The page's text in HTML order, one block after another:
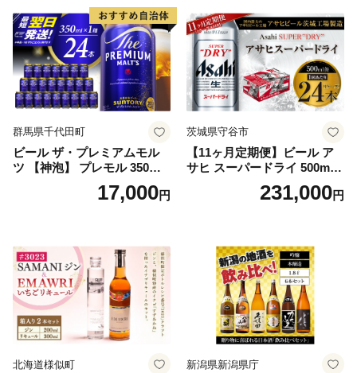
群馬県千代田町
ビール ザ・プレミアムモル
ツ 【神泡】 プレモル 350ml
× 24本 サントリー〈天然水の
ビール工場〉群馬※沖縄・離
17,000円
茨城県守谷市
【11ヶ月定期便】ビール ア
サヒ スーパードライ 500ml 2
4本 1ケース×11ヶ月 | アサヒ
ビール 究極の辛口 酒 お酒 ア
uper dry 11回 缶ビール 缶 ギ
フト 内祝い 茨城県守谷市 送
料無料
231,000円
北海道様似町 新潟県新潟県庁